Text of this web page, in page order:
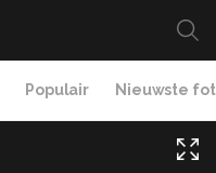
Populair Nieuwste